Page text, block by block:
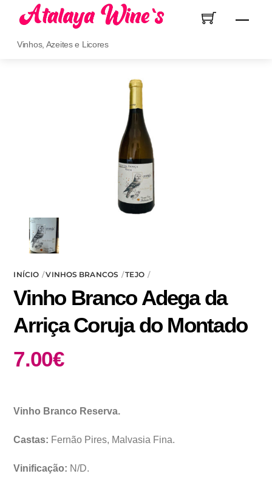
content
Menu
Vinhos, Azeites e Licores
INÍCIO VINHOS BRANCOS TEJO
Vinho Branco Adega da
Arriça Coruja do Montado
7.00€
Vinho Branco Reserva.
Castas: Fernão Pires, Malvasia Fina.
Vinificação: N/D.